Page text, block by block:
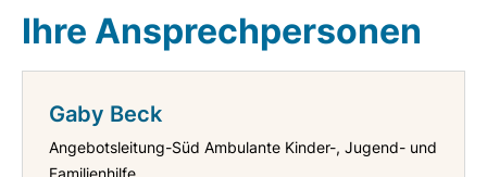
Ihre Ansprechpersonen
Gaby Beck
Angebotsleitung-Süd Ambulante Kinder-, Jugend- und
Familienhilfe